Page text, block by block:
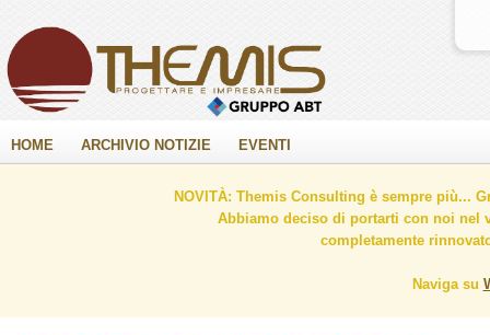
HOME ARCHIVIO NOTIZIE EVENTI
NOVITÀ: Themis Consulting è sempre più...
Abbiamo deciso di portarti con noi nel
completamente
Naviga su